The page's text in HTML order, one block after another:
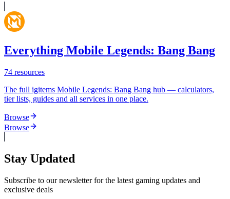
Everything Mobile Legends: Bang Bang
74 resources
The full igitems Mobile Legends: Bang Bang hub — calculators,
tier lists, guides and all services in one place.
Browse
Browse
Stay Updated
Subscribe to our newsletter for the latest gaming updates and
exclusive deals